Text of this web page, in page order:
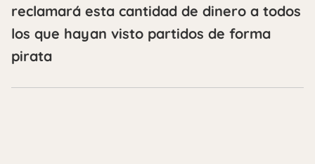
reclamará esta cantidad de dinero a todos
los que hayan visto partidos de forma
pirata